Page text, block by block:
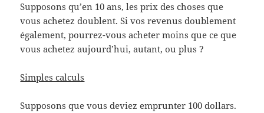
Supposons qu’en 10 ans, les prix des choses que
vous achetez doublent. Si vos revenus doublement
également, pourrez-vous acheter moins que ce que
vous achetez aujourd’hui, autant, ou plus ?
Simples calculs
Supposons que vous deviez emprunter 100 dollars.